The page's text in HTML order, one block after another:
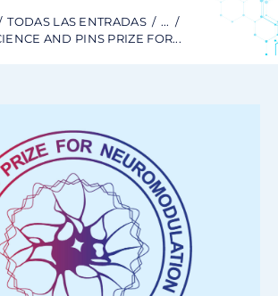
TODAS LAS ENTRADAS
...
AND PINS PRIZE FOR...